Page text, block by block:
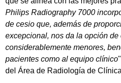
Philips Radiography 7000
de cesio que, además de
excepcional, nos da la opción de
considerablemente menores,
pacientes como al equipo clínico
del Área de Radiología de